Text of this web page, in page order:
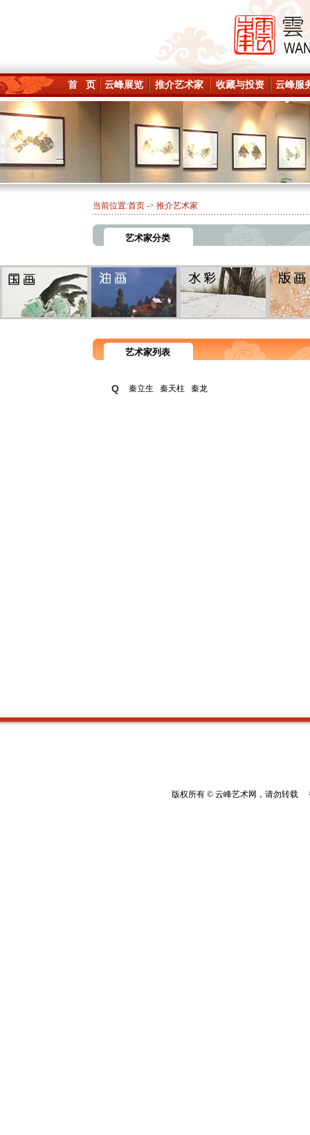
首 页 云峰展览 推介艺术家 收藏与投资 云峰服
当前位置:首页 -> 推介艺术家
艺术家分类
艺术家列表
Q 秦立生 秦天柱 秦龙
版权所有 © 云峰艺术网，请勿转载